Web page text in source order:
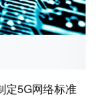
定5G网络标准